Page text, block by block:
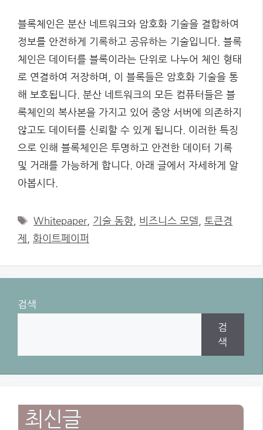
블록체인은 분산 네트워크와 암호화 기술을 결합하여
정보를 안전하게 기록하고 공유하는 기술입니다. 블록
체인은 데이터를 블록이라는 단위로 나누어 체인 형태
로 연결하여 저장하며, 이 블록들은 암호화 기술을 통
해 보호됩니다. 분산 네트워크의 모든 컴퓨터들은 블
록체인의 복사본을 가지고 있어 중앙 서버에 의존하지
않고도 데이터를 신뢰할 수 있게 됩니다. 이러한 특징
으로 인해 블록체인은 투명하고 안전한 데이터 기록
및 거래를 가능하게 합니다. 아래 글에서 자세하게 알
아봅시다.
Tags
Whitepaper, 기술 동향 비즈니스 모델
토큰경
제
화이트페이퍼
검색
검
색
최신글